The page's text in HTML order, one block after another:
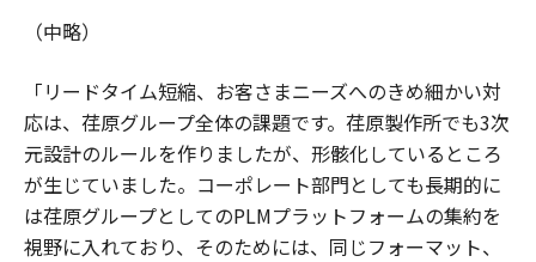
（中略）
「リードタイム短縮、お客さまニーズへのきめ細かい対
応は、荏原グループ全体の課題です。荏原製作所でも3次
元設計のルールを作りましたが、形骸化しているところ
が生じていました。コーポレート部門としても長期的に
は荏原グループとしてのPLMプラットフォームの集約を
視野に入れており、そのためには、同じフォーマット、